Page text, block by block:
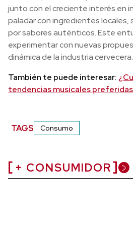
junto con el creciente interés en
paladar con ingredientes locales,
por sabores auténticos. Este
experimentar con nuevas
dinámica de la industria
También te puede interesar:
tendencias musicales
TAGS Consumo
+ CONSUMIDOR